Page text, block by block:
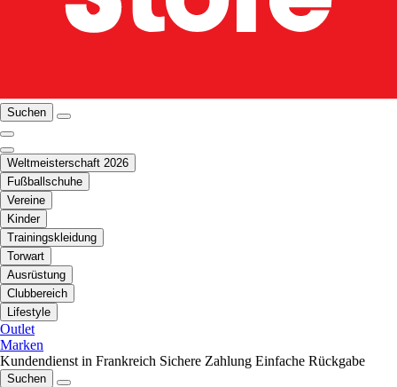
Suchen
Weltmeisterschaft 2026
Fußballschuhe
Vereine
Kinder
Trainingskleidung
Torwart
Ausrüstung
Clubbereich
Lifestyle
Outlet
Marken
Kundendienst in Frankreich Sichere Zahlung Einfache Rückgabe
Suchen